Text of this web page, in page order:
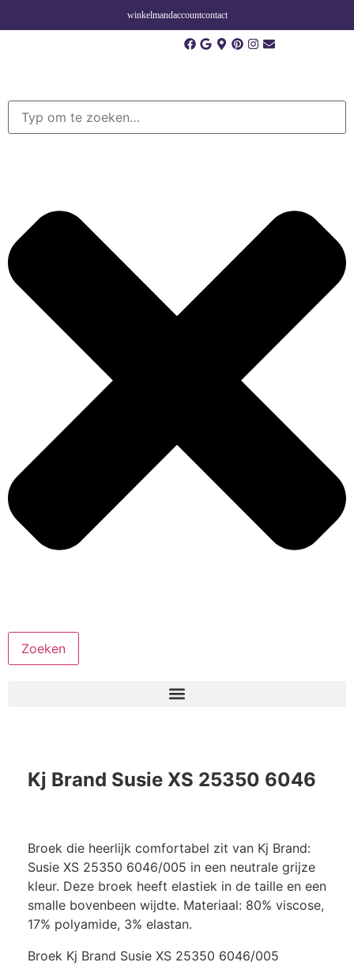
winkelmandaccountcontact
Zoeken
Kj Brand Susie XS 25350 6046
Broek die heerlijk comfortabel zit van Kj Brand:
Susie XS 25350 6046/005 in een neutrale grijze
kleur. Deze broek heeft elastiek in de taille en een
smalle bovenbeen wijdte. Materiaal: 80% viscose,
17% polyamide, 3% elastan.
Broek Kj Brand Susie XS 25350 6046/005